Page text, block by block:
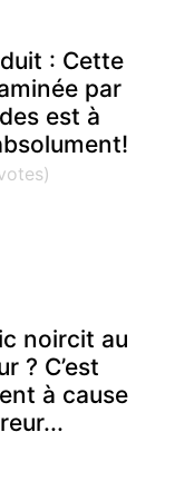
: Cette
par
est à
noircit au
? C’est
à cause